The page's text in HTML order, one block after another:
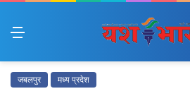
Menu
जबलपुर मध्य प्रदेश